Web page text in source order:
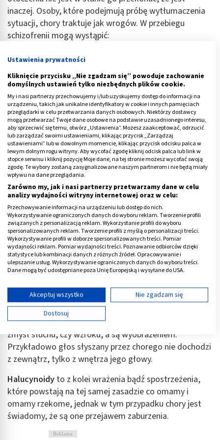
inaczej. Osoby, które podejmują próbę wytłumaczenia
sytuacji, chory traktuje jak wrogów. W przebiegu
schizofrenii mogą wystąpić:
urojenia ksobne,
urojenia prześladowcze,
urojenia odsłonięcia,
urojenia prześladowania (wpływu).
Halucynacje (omamy)to patologiczne spostrzeżenia
zmysłowe, których pojawienie się nie wymaga
wystąpienia bodźca zewnętrznego. Nie są one również
zniekształceniem istniejących bodźców zewnętrznych.
Omamy można podzielić na:
słuchowe,
wzrokowe,
smakowe,
węchowe,
somatyczne.
Można wyróżnić takżepseudohalucynacje(omamy
rzekome), które pod względem cech przypominają
halucynacje, jednak nie są odbierane przez receptory
zewnętrzne. Oznacza to, iż głos czy obraz, który widzi
osoba chora na schizofrenię, nie są odbierane np. przez
zmysł słuchu, czy wzroku, a są wyobrażeniem.
Przykładowo głos słyszany przez chorego nie dochodzi
z zewnątrz, tylko z wnętrza jego głowy.
Halucynoidy to z kolei wrażenia bądź spostrzeżenia,
które powstają na tej samej zasadzie co omamy i
omamy rzekome, jednak w tym przypadku chory jest
świadomy, że są one przejawem zaburzenia.
Reklama
Ustawienia prywatności
Kliknięcie przycisku „Nie zgadzam się” powoduje zachowanie
domyślnych ustawień tylko niezbędnych plików cookie.
My i nasi partnerzy przechowujemy i/lub uzyskujemy dostęp do informacji na
urządzeniu, takich jak unikalne identyfikatory w cookie i innych pamięciach
przeglądarki w celu przetwarzania danych osobowych. Niektórzy dostawcy
mogą przetwarzać Twoje dane osobowe na podstawie uzasadnionego interesu,
aby sprzeciwić się temu, otwórz „Ustawienia”. Możesz zaakceptować, odrzucić
lub zarządzać swoimi ustawieniami, klikając przycisk „Zarządzaj
ustawieniami” lub w dowolnym momencie, klikając przycisk odcisku palca w
lewym dolnym rogu witryny. Aby wycofać zgodę kliknij odcisk palca lub link w
stopce serwisu i kliknij pozycję Moje dane, na tej stronie możesz wycofać swoją
zgodę. Te wybory zostaną zasygnalizowane naszym partnerom i nie będą miały
wpływu na dane przeglądania.
Zarówno my, jak i nasi partnerzy przetwarzamy dane w celu
analizy wydajności witryny internetowej oraz w celu:
Przechowywanie informacji na urządzeniu lub dostęp do nich.
Wykorzystywanie ograniczonych danych do wyboru reklam. Tworzenie profili
związanych z personalizacją reklam. Wykorzystanie profili do wyboru
spersonalizowanych reklam. Tworzenie profili z myślą o personalizacji treści.
Wykorzystywanie profili w doborze spersonalizowanych treści. Pomiar
wydajności reklam. Pomiar wydajności treści. Poznawanie odbiorców dzięki
statystyce lub kombinacji danych z różnych źródeł. Opracowywanie i
ulepszanie usług. Wykorzystywanie ograniczonych danych do wyboru treści.
Dane mogą być udostępniane poza Unię Europejską i wysyłane do USA.
Wyświetl listę partnerów (11 dostawców IAB)
Używamy Twoich danych w następujących celach:
Cele przetwarzania IAB:
Przechowywanie informacji na urządzeniu lub
dostęp do nich
Wykorzystywanie ograniczonych danych do
Tworzenie profili w celu spersonalizowanych
reklam
Wykorzystanie profili do wyboru
spersonalizowanych reklam
Akceptuj wszystko
Nie zgadzam się
Dostosuj